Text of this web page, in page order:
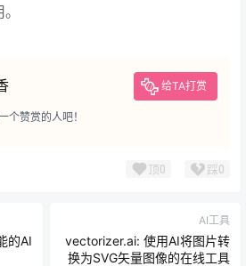
给TA打赏
个赞赏的人吧！
顶0 踩0
的AI
AI工具
vectorizer.ai: 使用AI将图片转
换为SVG矢量图像的在线工具